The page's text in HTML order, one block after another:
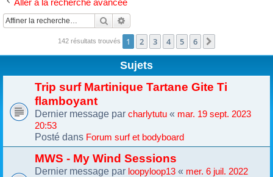
Aller à la recherche avancée
Rechercher
142 résultats trouvés 1 2 3 4 5 6
Sujets
Trip surf Martinique Tartane Gite Ti
flamboyant
Dernier message par charlytutu « mar. 19 sept. 2023
20:53
Posté dans Forum surf et bodyboard
MWS - My Wind Sessions
Dernier message par loopyloop13 « mer. 6 juil. 2022